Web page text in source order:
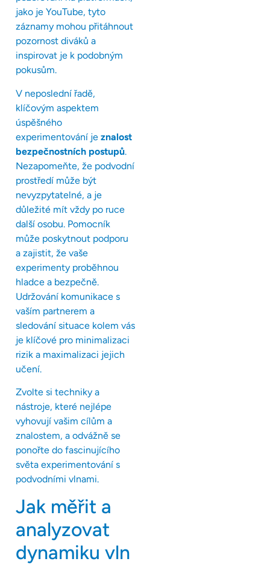
jako je YouTube, tyto
záznamy mohou přitáhnout
pozornost diváků a
inspirovat je k podobným
pokusům.
V neposlední řadě,
klíčovým aspektem
úspěšného
experimentování je znalost
bezpečnostních postupů.
Nezapomeňte, že podvodní
prostředí může být
nevyzpytatelné, a je
důležité mít vždy po ruce
další osobu. Pomocník
může poskytnout podporu
a zajistit, že vaše
experimenty proběhnou
hladce a bezpečně.
Udržování komunikace s
vaším partnerem a
sledování situace kolem vás
je klíčové pro minimalizaci
rizik a maximalizaci jejich
učení.
Zvolte si techniky a
nástroje, které nejlépe
vyhovují vašim cílům a
znalostem, a odvážně se
ponořte do fascinujícího
světa experimentování s
podvodními vlnami.
Jak měřit a
analyzovat
dynamiku vln